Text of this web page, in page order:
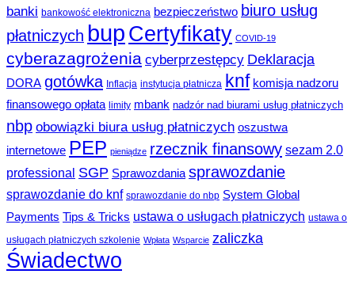
banki bankowość elektroniczna bezpieczeństwo biuro usług
płatniczych bup Certyfikaty COVID-19
cyberazagrożenia cyberprzestępcy Deklaracja
DORA gotówka Inflacja instytucja płatnicza knf komisja nadzoru
finansowego opłata limity mbank nadzór nad biurami usług płatniczych
nbp obowiązki biura usług płatniczych oszustwa
internetowe PEP pieniądze rzecznik finansowy sezam 2.0
professional SGP Sprawozdania sprawozdanie
sprawozdanie do knf sprawozdanie do nbp System Global
Payments Tips & Tricks ustawa o usługach płatniczych ustawa o
usługach płatniczych szkolenie Wpłata Wsparcie zaliczka
Świadectwo